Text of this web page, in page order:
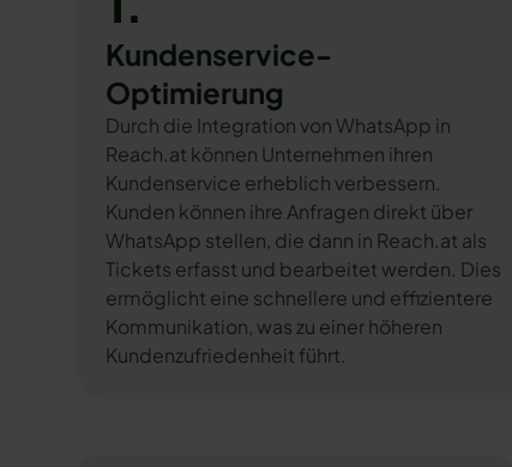
Kundenservice-
Optimierung
Durch die Integration von WhatsApp in
Reach.at können Unternehmen ihren
Kundenservice erheblich verbessern.
Kunden können ihre Anfragen direkt über
WhatsApp stellen, die dann in Reach.at als
Tickets erfasst und bearbeitet werden. Dies
ermöglicht eine schnellere und effizientere
Kommunikation, was zu einer höheren
Kundenzufriedenheit führt.